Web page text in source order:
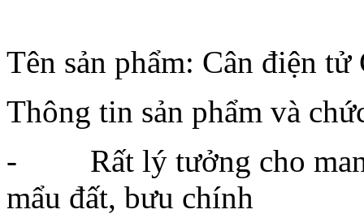
Tên sản phẩm: Cân điện
Thông tin sản phẩm và
- Rất lý tưởng cho mang
mẩu đất, bưu chính